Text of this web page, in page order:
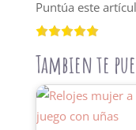
Puntúa este
Tambien te